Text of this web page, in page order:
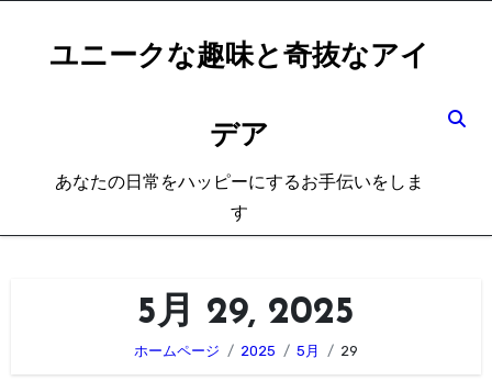
ユニークな趣味と奇抜なアイ
デア
あなたの日常をハッピーにするお手伝いをしま
す
5月 29, 2025
ホームページ 2025 5月 29